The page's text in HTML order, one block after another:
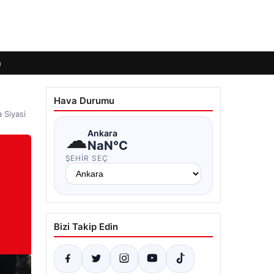
Siyasi
Hava Durumu
☁Ankara
NaN°C
ŞEHIR SEÇ
Bizi Takip Edin